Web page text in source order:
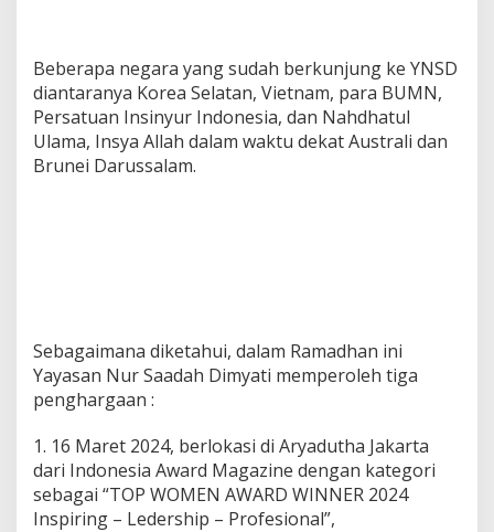
Beberapa negara yang sudah berkunjung ke YNSD
diantaranya Korea Selatan, Vietnam, para BUMN,
Persatuan Insinyur Indonesia, dan Nahdhatul
Ulama, Insya Allah dalam waktu dekat Australi dan
Brunei Darussalam.
Sebagaimana diketahui, dalam Ramadhan ini
Yayasan Nur Saadah Dimyati memperoleh tiga
penghargaan :
1. 16 Maret 2024, berlokasi di Aryadutha Jakarta
dari Indonesia Award Magazine dengan kategori
sebagai “TOP WOMEN AWARD WINNER 2024
Inspiring – Ledership – Profesional”,